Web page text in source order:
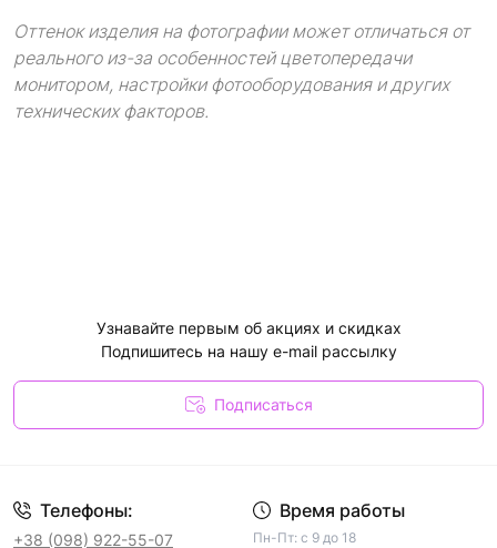
Оттенок изделия на фотографии может отличаться от
реального из-за особенностей цветопередачи
монитором, настройки фотооборудования и других
технических факторов.
Узнавайте первым об акциях и скидках
Подпишитесь на нашу e-mail рассылку
Подписаться
Телефоны:
+38 (098) 922-55-07
Время работы
Пн-Пт: с 9 до 18